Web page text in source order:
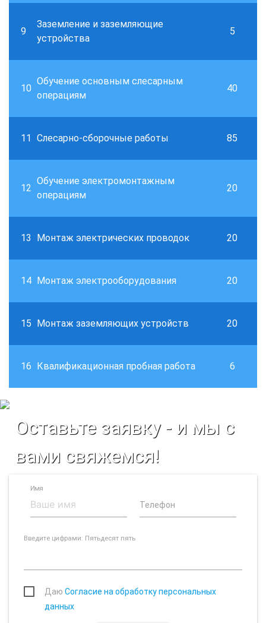
9
Заземление и заземляющие
устройства
5
10
Обучение основным слесарным
операциям
40
11 Слесарно-сборочные работы 85
12
Обучение электромонтажным
операциям
20
13 Монтаж электрических проводок 20
14 Монтаж электрооборудования 20
15 Монтаж заземляющих устройств 20
16 Квалификационная пробная работа 6
Оставьте заявку - и мы с
вами свяжемся!
Имя
Телефон
Введите цифрами: Пятьдесят пять
Даю Согласие на обработку персональных
данных